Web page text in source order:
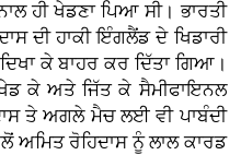
ਹੀ ਖੇਡਣਾ ਪਿਆ ਸੀ। ਭਾਰਤੀ
ਦੀ ਹਾਕੀ ਇੰਗਲੈਂਡ ਦੇ ਖਿਡਾਰੀ
ਕੇ ਬਾਹਰ ਕਰ ਦਿੱਤਾ ਗਿਆ।
ਕੇ ਅਤੇ ਜਿੱਤ ਕੇ ਸੈਮੀਫਾਇਨਲ
ਤੇ ਅਗਲੇ ਮੈਚ ਲਈ ਵੀ ਪਾਬੰਦੀ
ਅਮਿਤ ਰੋਹਿਦਾਸ ਨੂੰ ਲਾਲ ਕਾਰਡ